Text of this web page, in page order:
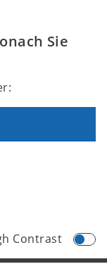
Sie
Contrast